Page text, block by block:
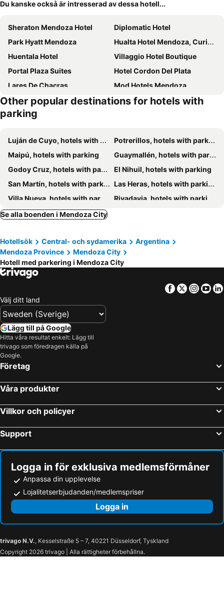
Du kanske också är intresserad av dessa hotell...
Sheraton Mendoza Hotel
Diplomatic Hotel
Park Hyatt Mendoza
Hualta Hotel Mendoza, Curio Collection by Hilton
Huentala Hotel
Villaggio Hotel Boutique
Portal Plaza Suites
Hotel Cordon Del Plata
Lares De Chacras
Mod Hotels Mendoza
ibis Mendoza
Argentino Hotel
Hotel Raices Aconcagua
Posada Boutique El Encuentro Chacras de Coria
Pilgrim's Rest - Descanso del Peregrino
Entre Cielos Wine & Wellness Hotel
De Los Andes Hotel Boutique
Other popular destinations for hotels with
parking
Luján de Cuyo, hotels with parking
Potrerillos, hotels with parking
Maipú, hotels with parking
Guaymallén, hotels with parking
Godoy Cruz, hotels with parking
El Nihuil, hotels with parking
San Martín, hotels with parking
Las Heras, hotels with parking
Villa Nueva, hotels with parking
Rivadavia, hotels with parking
Villa Tulumaya, hotels with parking
Se alla boenden i Mendoza City
Hotellsök Central- och sydamerika
Argentina
Mendoza Province
Mendoza City
Hotell med parkering i Mendoza City
Facebook
Twitter
Välj ditt land
Lägg till på Google
Hitta våra resultat enkelt: Lägg till
trivago som föredragen källa på
Google.
Företag
Våra produkter
Villkor och policyer
Support
Logga in för exklusiva medlemsförmåner
Anpassa din upplevelse
Lojalitetserbjudanden/medlemspriser
Logga in
trivago N.V., Kesselstraße 5 – 7, 40221 Düsseldorf, Tyskland
Copyright 2026 trivago | Alla rättigheter förbehållna.